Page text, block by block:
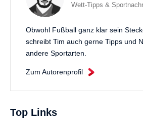
Wett-Tipps &
Obwohl Fußball ganz klar sein
schreibt Tim auch gerne Tipps und
andere Sportarten.
Zum Autorenprofil
Top Links